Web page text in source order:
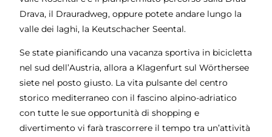
Drava, il Drauradweg, oppure potete andare lungo la
valle dei laghi, la Keutschacher Seental.
Se state pianificando una vacanza sportiva in bicicletta
nel sud dell’Austria, allora a Klagenfurt sul Wörthersee
siete nel posto giusto. La vita pulsante del centro
storico mediterraneo con il fascino alpino-adriatico
con tutte le sue opportunità di shopping e
divertimento vi farà trascorrere il tempo tra un’attività